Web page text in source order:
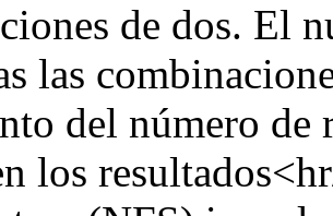
de dos. El
las
del número de
los